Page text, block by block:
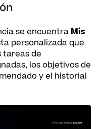
se encuentra Mis
personalizada que
tareas de
los objetivos de
y el historial